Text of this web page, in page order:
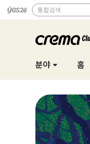
통합검색
분야 홈